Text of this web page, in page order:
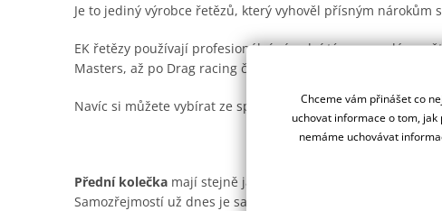
Je to jediný výrobce řetězů, který vyhověl přísným nárokům
EK řetězy používají profesionální závodní týmy na celém
Masters, až po Drag racing či Road racing.
Navíc si můžete vybírat ze spousty barevných provedení.
Přední kolečka mají stejně jako ocelové rozety od
Samozřejmostí už dnes je samočistící drážka pro offroady.
Chceme vám přinášet co
uchovat informace o tom,
nemáme uchovávat